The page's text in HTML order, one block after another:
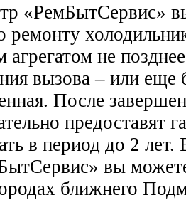
«РемБытСервис»
ремонту
не
вызова – или еще
После
предоставят
в период до 2 лет.
вы
ближнего